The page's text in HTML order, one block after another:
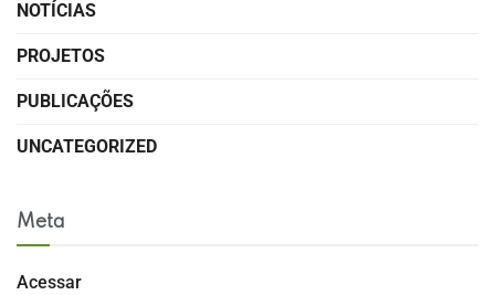
NOTÍCIAS
PROJETOS
PUBLICAÇÕES
UNCATEGORIZED
Meta
Acessar